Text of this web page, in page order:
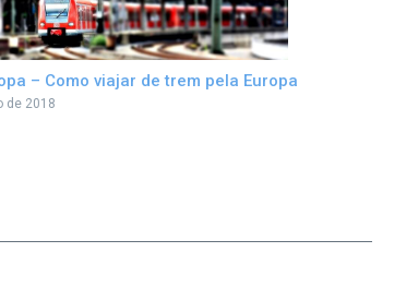
– Como viajar de trem pela Europa
de 2018